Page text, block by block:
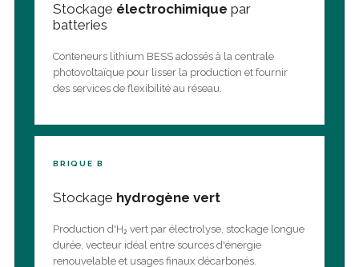
Stockage électrochimique par
batteries
Conteneurs lithium BESS adossés à la centrale
photovoltaïque pour lisser la production et fournir
des services de flexibilité au réseau.
BRIQUE B
Stockage hydrogène vert
Production d'H₂ vert par électrolyse, stockage longue
durée, vecteur idéal entre sources d'énergie
renouvelable et usages finaux décarbonés.